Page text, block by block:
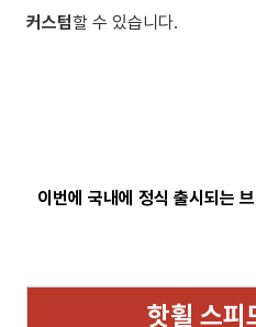
커스텀할 수 있습니다.
이번에 국내에 정식 출시되는
핫휠 스피